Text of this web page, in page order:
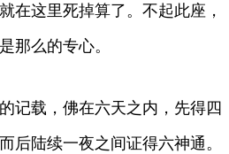
在这里死掉算了。不起此座，
那么的专心。
记载，佛在六天之内，先得四
后陆续一夜之间证得六神通。